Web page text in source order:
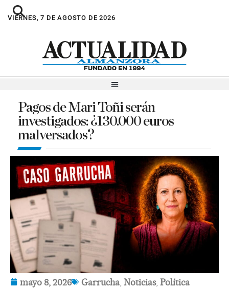
VIERNES, 7 DE AGOSTO DE 2026
Pagos de Mari Toñi serán
investigados: ¿130.000 euros
malversados?
mayo 8, 2026 Garrucha Noticias, Política